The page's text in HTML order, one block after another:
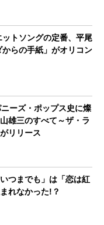
トソングの定番、平尾
らの手紙」がオリコン
ーズ・ポップス史に燦
雄三のすべて～ザ・ラ
リリース
つまでも」は「恋は紅
れなかった!？